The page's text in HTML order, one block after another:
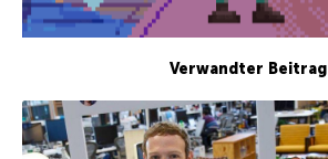
Verwandter Beitrag